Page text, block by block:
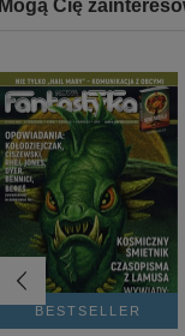
Mogą Cię
BESTSELLER